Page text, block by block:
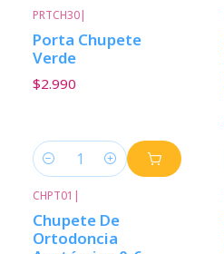
PRTCH30|
Porta Chupete
Verde
$2.990
Cantidad
CHPT01 |
Chupete De
Ortodoncia